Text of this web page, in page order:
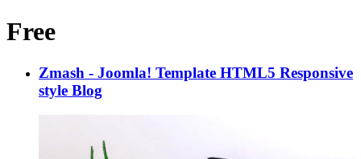
Free
Zmash - Joomla! Template HTML5 Responsive
style Blog